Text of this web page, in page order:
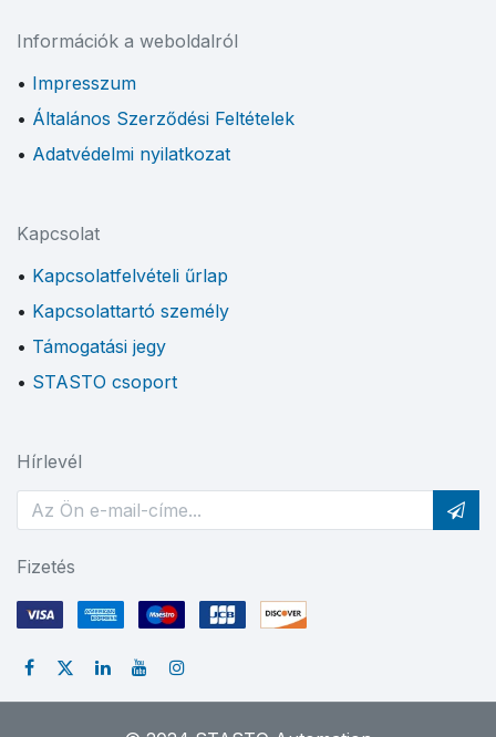
Információk a weboldalról
Impresszum
Általános Szerződési Feltételek
Adatvédelmi nyilatkozat
Kapcsolat
Kapcsolatfelvételi űrlap
Kapcsolattartó személy
Támogatási jegy
STASTO csoport
Hírlevél
Fizetés